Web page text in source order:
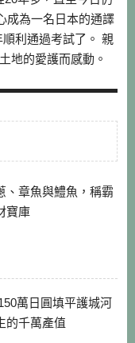
成為一名日本的通譯
利通過考試了。 親
地的愛護而感動。
、章魚與鱧魚，稱霸
寶庫
萬日圓填平護城河
的千萬產值